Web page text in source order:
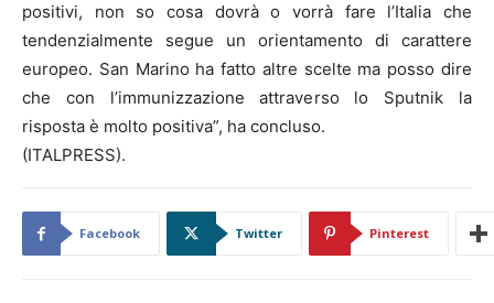
positivi, non so cosa dovrà o vorrà fare l’Italia che
tendenzialmente segue un orientamento di carattere
europeo. San Marino ha fatto altre scelte ma posso dire
che con l’immunizzazione attraverso lo Sputnik la
risposta è molto positiva”, ha concluso.
(ITALPRESS).
Facebook Twitter Pinterest